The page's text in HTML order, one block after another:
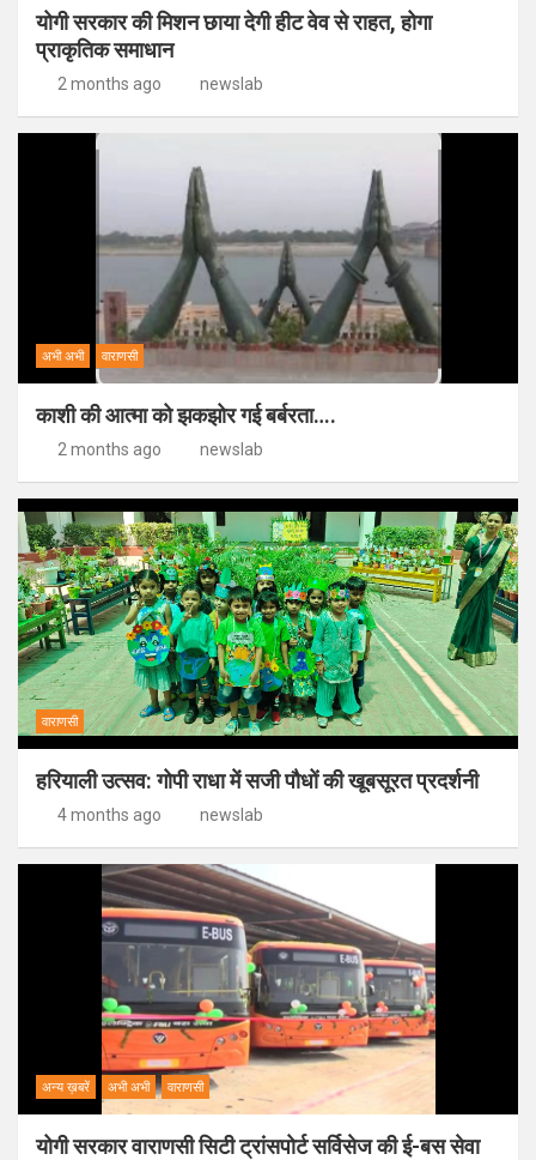
योगी सरकार की मिशन छाया देगी हीट वेव से राहत, होगा
प्राकृतिक समाधान
2 months ago newslab
अभी अभी वाराणसी
काशी की आत्मा को झकझोर गई बर्बरता….
2 months ago newslab
वाराणसी
हरियाली उत्सव: गोपी राधा में सजी पौधों की खूबसूरत प्रदर्शनी
4 months ago newslab
अन्य ख़बरें अभी अभी वाराणसी
योगी सरकार वाराणसी सिटी ट्रांसपोर्ट सर्विसेज की ई-बस सेवा